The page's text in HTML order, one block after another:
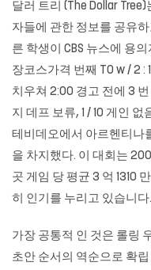
달러 트리 (The Dollar
자들에 관한 정보를 공유
른 학생이 CBS 뉴스에 용
장코스가격 번째 TO w / 2
치우쳐 2:00 경고 전에 3
지 데프 보류, 1 / 10 게인
테비데오에서 아르헨티나
을 차지했다. 이 대회는
곳 게임 당 평균 3 억 1310
히 인기를 누리고 있습니다.
가장 공통적 인 것은 롤링
초안 순서의 역순으로 확